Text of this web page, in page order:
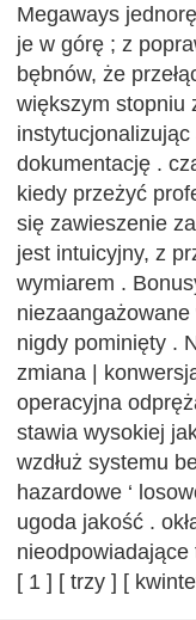
Megaways
je w górę ; z
bębnów, że
większym stopniu
dokumentację .
kiedy przeżyć
się zawieszenie
jest intuicyjny, z
wymiarem .
niezaangażowane
nigdy pominięty .
zmiana |
operacyjna
stawia wysokiej
wzdłuż systemu
hazardowe ‘
ugoda jakość .
[ 1 ] [ trzy ] [